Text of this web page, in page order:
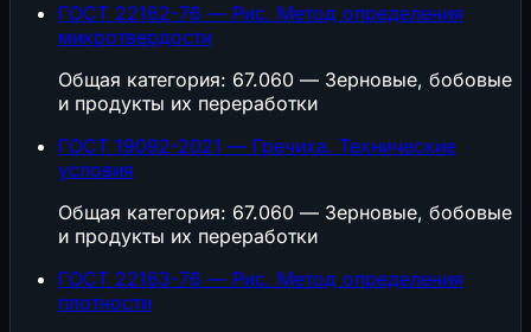
ГОСТ 22162-76 — Рис. Метод определения
микротвердости
Общая категория: 67.060 — Зерновые, бобовые
и продукты их переработки
ГОСТ 19092-2021 — Гречиха. Технические
условия
Общая категория: 67.060 — Зерновые, бобовые
и продукты их переработки
ГОСТ 22163-76 — Рис. Метод определения
плотности